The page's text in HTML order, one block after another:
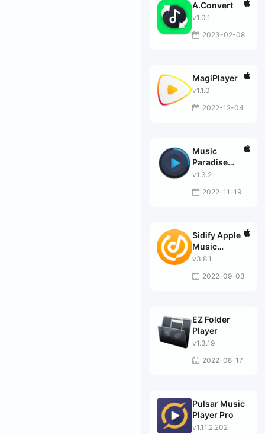
A.Convert
v1.0.1
2023-02-08
MagiPlayer
v1.1.0
2022-12-04
Music
Paradise
Player
v1.3.2
2022-11-19
Sidify Apple
Music
Converter
v3.8.1
2022-09-03
EZ Folder
Player
v1.3.19
2022-08-17
Pulsar Music
Player Pro
v1.11.2.202